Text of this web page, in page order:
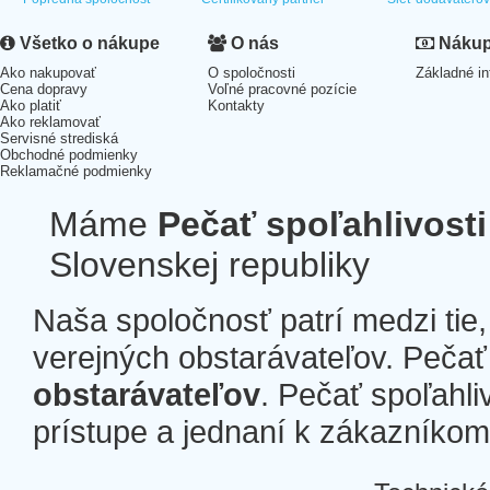
Všetko o nákupe
Ako nakupovať
Cena dopravy
Ako platiť
Ako reklamovať
Servisné strediská
Obchodné podmienky
Reklamačné podmienky
O nás
O spoločnosti
Voľné pracovné pozície
Kontakty
Základné
Máme Pečať spoľahlivosti
Slovenskej republiky
Naša spoločnosť patrí medzi
verejných obstarávateľov.
obstarávateľov. Pečať
prístupe a jednaní k